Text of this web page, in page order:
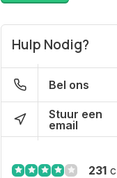
Hulp Nodig?
Bel ons
Stuur een
email
231